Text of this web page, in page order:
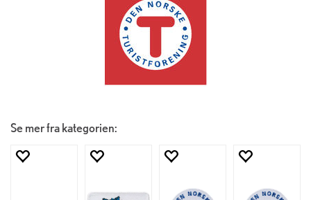
Se mer fra kategorien: